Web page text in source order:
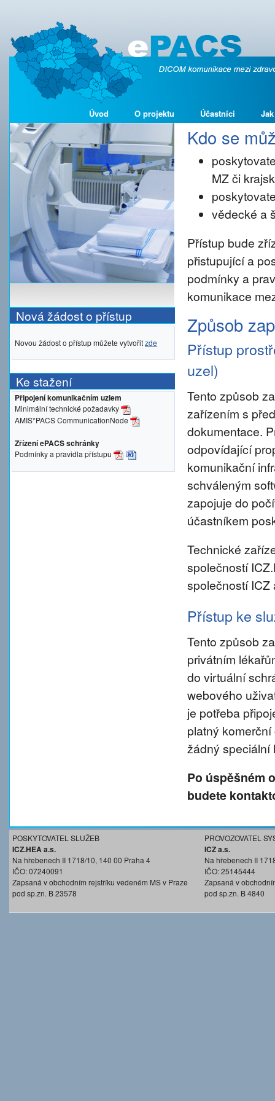
Úvod O projektu Účastníci
Nová žádost o přístup
Novou žádost o přístup můžete vytvořitzde
Ke stažení
Připojení komunikačním uzlem
Minimální technické požadavky
AMIS*PACS CommunicationNode
Zřízení ePACS schránky
Podmínky a pravidla přístupu
Kdo se
MZ či
vědecké a
Přístup bude
přistupující a
podmínky a
komunikace
Způsob
Přístup
uzel)
Tento způsob
zařízením s
dokumentace.
odpovídající
komunikační
schváleným
zapojuje do
účastníkem
Technické
společností
společností ICZ
Přístup ke
Tento způsob
privátním
do virtuální
webového
je potřeba
platný
žádný speciální
Po úspěšném
budete
POSKYTOVATEL SLUŽEB
ICZ.HEA a.s.
Na hřebenech II 1718/10, 140 00 Praha 4
IČO: 07240091
Zapsaná v obchodním rejstříku vedeném MS v Praze
pod sp.zn. B 23578
PROVOZOVATEL
ICZ a.s.
Na hřebenech II
IČO: 25145444
Zapsaná v
pod sp.zn. B 4840